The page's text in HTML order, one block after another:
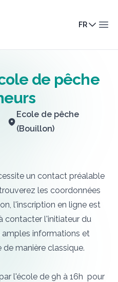
FR
de pêche
Ecole de pêche
(Bouillon)
un contact préalable
les coordonnées
l'inscription en ligne est
contacter l'initiateur du
informations et
manière classique.
l'école de 9h à 16h pour